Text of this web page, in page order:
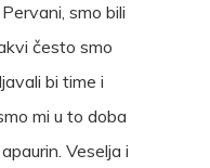
smo bili
često smo
bi time i
mi u to doba
Veselja i